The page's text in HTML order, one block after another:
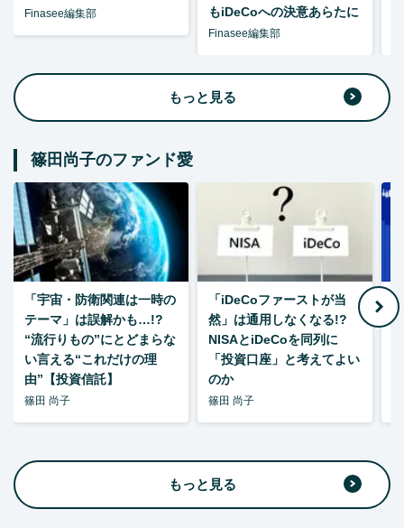
Finasee編集部
もiDeCoへの決意あらたに
Finasee編集部
もっと見る
篠田尚子のファンド愛
「宇宙・防衛関連は一時の
テーマ」は誤解かも…!?
“流行りもの”にとどまらな
い言える“これだけの理
由”【投資信託】
篠田 尚子
「iDeCoファーストが当
然」は通用しなくなる!?
NISAとiDeCoを同列に
「投資口座」と考えてよい
のか
篠田 尚子
もっと見る